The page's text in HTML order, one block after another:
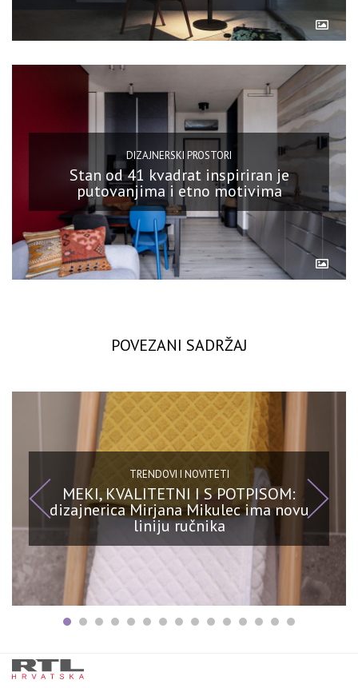
DIZAJNERSKI PROSTORI
Stan od 41 kvadrat inspiriran je
putovanjima i etno motivima
POVEZANI SADRŽAJ
TRENDOVI I NOVITETI
MEKI, KVALITETNI I S POTPISOM:
dizajnerica Mirjana Mikulec ima novu
liniju ručnika